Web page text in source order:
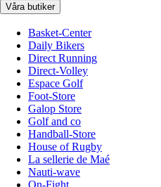
Våra butiker
Basket-Center
Daily Bikers
Direct Running
Direct-Volley
Espace Golf
Foot-Store
Galop Store
Golf and co
Handball-Store
House of Rugby
La sellerie de Maé
Nauti-wave